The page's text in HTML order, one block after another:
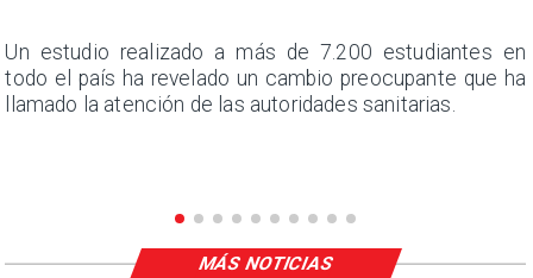
Un estudio realizado a más de 7.200 estudiantes en
todo el país ha revelado un cambio preocupante que ha
llamado la atención de las autoridades sanitarias.
MÁS NOTICIAS